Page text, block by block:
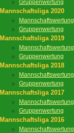
Gruppenwertung
Mannschaftsliga 2020
Mannschaftswertung
Gruppenwertung
Mannschaftsliga 2019
Mannschaftswertung
Gruppenwertung
Mannschaftsliga 2018
Mannschaftswertung
Gruppenwertung
Mannschaftsliga 2017
Mannschaftswertung
Gruppenwertung
Mannschaftsliga 2016
Mannschaftswertung